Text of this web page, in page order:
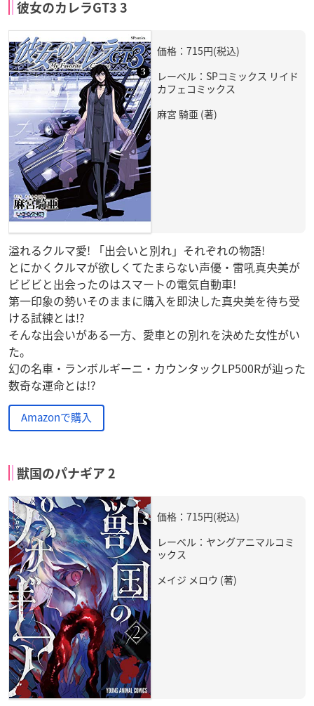
彼女のカレラGT3 3
価格：715円(税込)
レーベル：SPコミックス リイド
カフェコミックス
麻宮 騎亜 (著)
溢れるクルマ愛! 「出会いと別れ」それぞれの物語!
とにかくクルマが欲しくてたまらない声優・雷吼真央美が
ビビビと出会ったのはスマートの電気自動車!
第一印象の勢いそのままに購入を即決した真央美を待ち受
ける試練とは!?
そんな出会いがある一方、愛車との別れを決めた女性がい
た。
幻の名車・ランボルギーニ・カウンタックLP500Rが辿った
数奇な運命とは!?
Amazonで購入
獣国のパナギア 2
価格：715円(税込)
レーベル：ヤングアニマルコミ
ックス
メイジ メロウ (著)